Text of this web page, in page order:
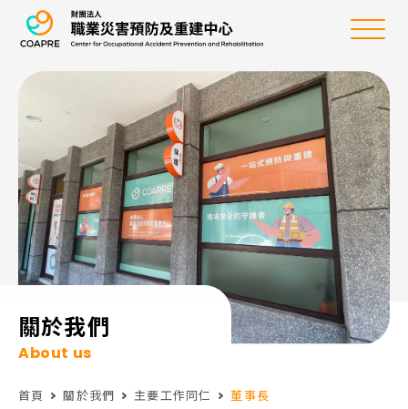
職業災害預防及重
選
單
關於我們
About us
首頁 關於我們 主要工作同仁 董事長